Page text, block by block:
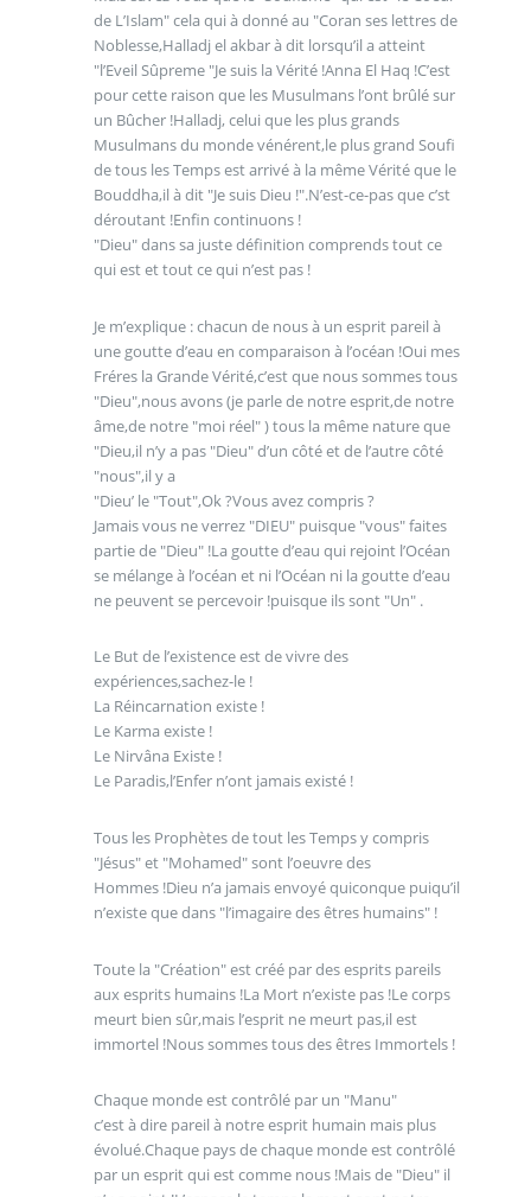
de L’Islam" cela qui à donné au "Coran ses lettres de
Noblesse,Halladj el akbar à dit lorsqu’il a atteint
"l’Eveil Sûpreme "Je suis la Vérité !Anna El Haq !C’est
pour cette raison que les Musulmans l’ont brûlé sur
un Bûcher !Halladj, celui que les plus grands
Musulmans du monde vénérent,le plus grand Soufi
de tous les Temps est arrivé à la même Vérité que le
Bouddha,il à dit "Je suis Dieu !".N’est-ce-pas que c’st
déroutant !Enfin continuons !
"Dieu" dans sa juste définition comprends tout ce
qui est et tout ce qui n’est pas !
Je m’explique : chacun de nous à un esprit pareil à
une goutte d’eau en comparaison à l’océan !Oui mes
Fréres la Grande Vérité,c’est que nous sommes tous
"Dieu",nous avons (je parle de notre esprit,de notre
âme,de notre "moi réel" ) tous la même nature que
"Dieu,il n’y a pas "Dieu" d’un côté et de l’autre côté
"nous",il y a
"Dieu’ le "Tout",Ok ?Vous avez compris ?
Jamais vous ne verrez "DIEU" puisque "vous" faites
partie de "Dieu" !La goutte d’eau qui rejoint l’Océan
se mélange à l’océan et ni l’Océan ni la goutte d’eau
ne peuvent se percevoir !puisque ils sont "Un" .
Le But de l’existence est de vivre des
expériences,sachez-le !
La Réincarnation existe !
Le Karma existe !
Le Nirvâna Existe !
Le Paradis,l’Enfer n’ont jamais existé !
Tous les Prophètes de tout les Temps y compris
"Jésus" et "Mohamed" sont l’oeuvre des
Hommes !Dieu n’a jamais envoyé quiconque puiqu’il
n’existe que dans "l’imagaire des êtres humains" !
Toute la "Création" est créé par des esprits pareils
aux esprits humains !La Mort n’existe pas !Le corps
meurt bien sûr,mais l’esprit ne meurt pas,il est
immortel !Nous sommes tous des êtres Immortels !
Chaque monde est contrôlé par un "Manu"
c’est à dire pareil à notre esprit humain mais plus
évolué.Chaque pays de chaque monde est contrôlé
par un esprit qui est comme nous !Mais de "Dieu" il